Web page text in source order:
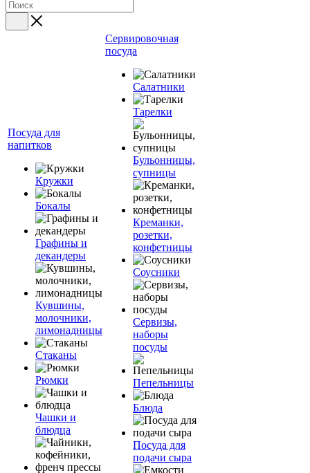
Посуда для
напитков
Кружки
Бокалы
Графины и
декандеры
Кувшины,
молочники,
лимонадницы
Стаканы
Рюмки
Чашки и
блюдца
Сервировочная
посуда
Салатники
Тарелки
Бульонницы,
супницы
Креманки,
розетки,
конфетницы
Соусники
Сервизы,
наборы
посуды
Пепельницы
Блюда
Посуда для
подачи сыра